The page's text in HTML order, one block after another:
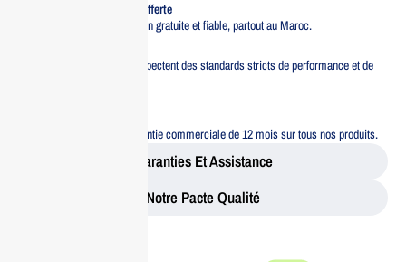
Livraison standard offerte
Profitez d’une livraison gratuite et fiable, partout au Maroc.
Tous nos produits respectent des standards stricts de performance et de
Bénéficiez d’une garantie commerciale de 12 mois sur tous nos produits.
Garanties Et Assistance
Notre Pacte Qualité